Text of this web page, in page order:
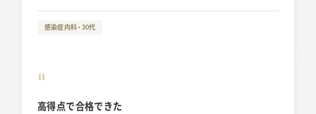
感染症内科・30代
“
高得点で合格できた